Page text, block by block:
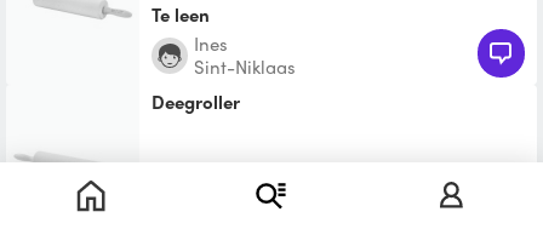
Te leen
Ines
Sint-Niklaas
Deegroller